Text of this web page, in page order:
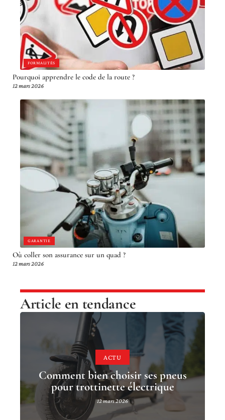
FORMALITÉS
Pourquoi apprendre le code de la route ?
12 mars 2026
GARANTIE
Où coller son assurance sur un quad ?
12 mars 2026
Article en tendance
ACTU
Comment bien choisir ses pneus
pour trottinette électrique
12 mars 2026